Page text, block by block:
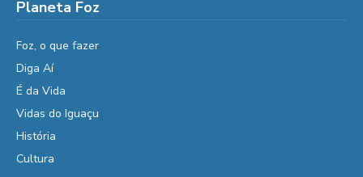
Planeta Foz
Foz, o que fazer
Diga Aí
É da Vida
Vidas do Iguaçu
História
Cultura